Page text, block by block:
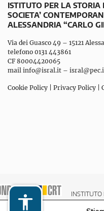
ISTITUTO PER LA
SOCIETA’
ALESSANDRIA “CARLO
Via dei Guasco 49 – 15121
telefono 0131 443861
CF 80004420065
mail info@isral.it –
Cookie Policy Privacy Policy
INSTITUTO